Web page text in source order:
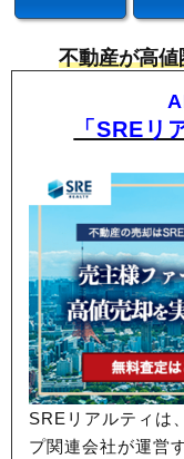
不動産が高
「SREリ
SREリアルティは
プ関連会社が運営